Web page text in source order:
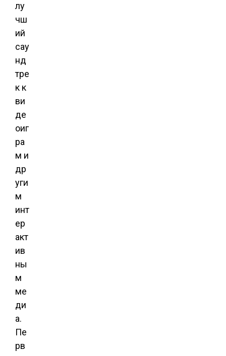
лу
чш
ий
сау
нд
тре
к к
ви
де
оиг
ра
м и
др
уги
м
инт
ер
акт
ив
ны
м
ме
ди
а.
Пе
рв